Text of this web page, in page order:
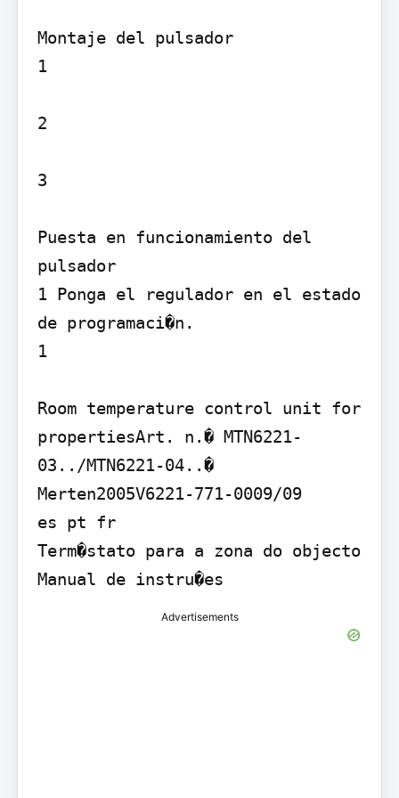
Montaje del pulsador
1
2
3
Puesta en funcionamiento del
pulsador
1 Ponga el regulador en el estado
de programaci�n.
1
Room temperature control unit for
propertiesArt. n.� MTN6221-
03../MTN6221-04..�
Merten2005V6221-771-0009/09
es pt fr
Term�stato para a zona do objecto
Advertisements